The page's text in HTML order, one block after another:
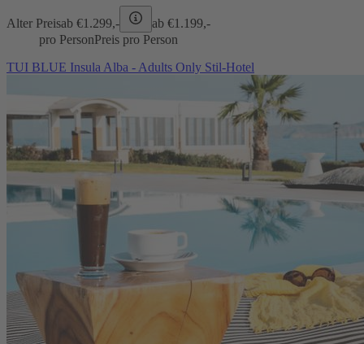
Alter Preisab €1.299,- ab €1.199,-
pro PersonPreis pro Person
TUI BLUE Insula Alba - Adults Only Stil-Hotel